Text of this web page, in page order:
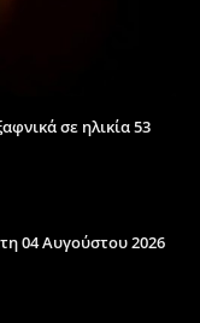
σε ηλικία 53
04 Αυγούστου 2026